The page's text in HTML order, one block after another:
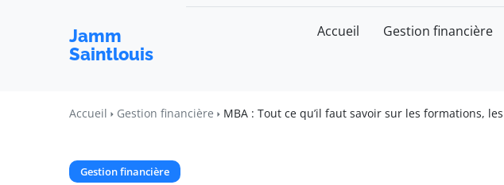
Jamm
Saintlouis
Accueil Gestion financière
Accueil Gestion financière MBA : Tout ce qu’il faut savoir sur les formations,
Gestion financière